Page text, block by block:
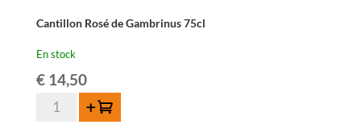
Cantillon Rosé de Gambrinus 75cl
En stock
€14,50
quantité
Ajouter au panier